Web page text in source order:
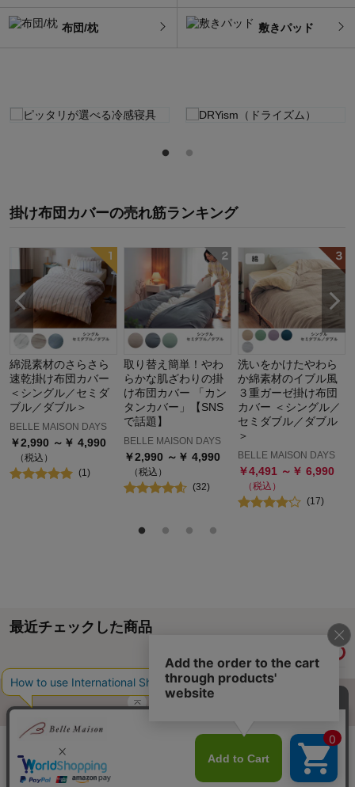
布団/枕 敷きパッド
掛け布団カバーの売れ筋ランキング
綿混素材のさらさら
速乾掛け布団カバー
＜シングル／セミダ
ブル／ダブル＞
BELLE MAISON DAYS
￥2,990 ～￥ 4,990
（税込）
(1)
取り替え簡単！やわ
らかな肌ざわりの掛
け布団カバー 「カン
タンカバー」【SNS
で話題】
BELLE MAISON DAYS
￥2,990 ～￥ 4,990
（税込）
(32)
洗いをかけたやわら
か綿素材のイブル風
３重ガーゼ掛け布団
カバー ＜シングル／
セミダブル／ダブル
＞
BELLE MAISON DAYS
￥4,491 ～￥ 6,990
（税込）
(17)
最近チェックした商品
ご利用ガイド・お知らせ
サイトマップ ベルメゾンネットTOPへ